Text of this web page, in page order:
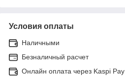
Условия оплаты
Наличными
Безналичный расчет
Онлайн оплата через Kaspi Pay